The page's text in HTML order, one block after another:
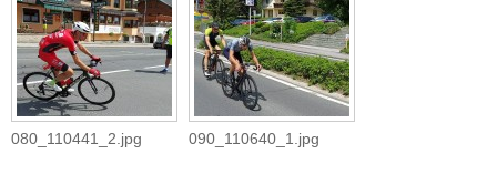
080_110441_2.jpg 090_110640_1.jpg